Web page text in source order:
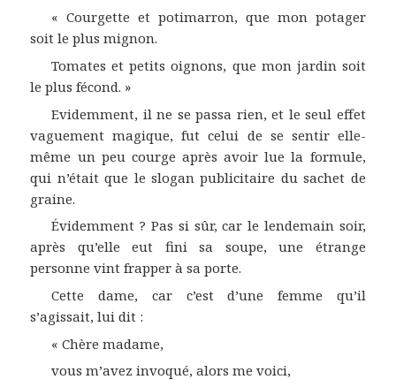
« Courgette et potimarron, que mon potager
soit le plus mignon.
Tomates et petits oignons, que mon jardin soit
le plus fécond. »
Evidemment, il ne se passa rien, et le seul effet
vaguement magique, fut celui de se sentir elle-
même un peu courge après avoir lue la formule,
qui n’était que le slogan publicitaire du sachet de
graine.
Évidemment ? Pas si sûr, car le lendemain soir,
après qu’elle eut fini sa soupe, une étrange
personne vint frapper à sa porte.
Cette dame, car c’est d’une femme qu’il
s’agissait, lui dit :
« Chère madame,
vous m’avez invoqué, alors me voici,